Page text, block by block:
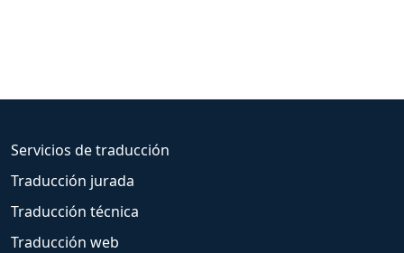
Servicios de traducción
Traducción jurada
Traducción técnica
Traducción web